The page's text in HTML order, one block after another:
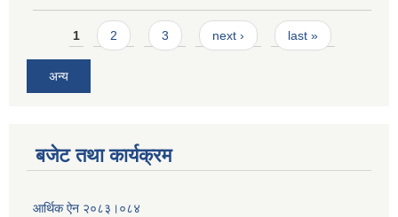
Pages
1 2 3 next › last »
अन्य
बजेट तथा कार्यक्रम
आर्थिक ऐन २०८३।०८४